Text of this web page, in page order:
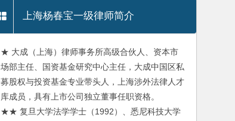
上海杨春宝一级律师简介
★ 大成（上海）律师事务所高级合伙人、资本市
场部主任、国资基金研究中心主任，大成中国区私
募股权与投资基金专业带头人，上海涉外法律人才
库成员，具有上市公司独立董事任职资格。
★★ 复旦大学法学学士（1992）、悉尼科技大学